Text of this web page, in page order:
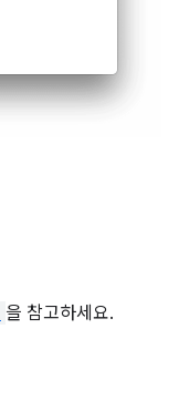
을 참고하세요.